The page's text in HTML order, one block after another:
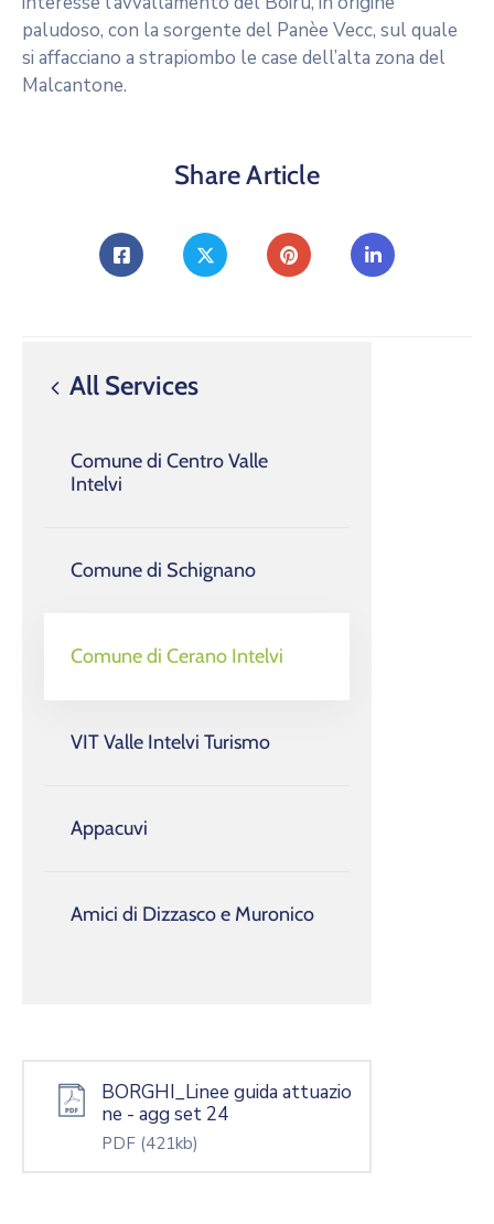
paludoso, con la sorgente del Panèe Vecc, sul quale
si affacciano a strapiombo le case dell’alta zona del
Malcantone.
Share Article
All Services
Comune di Centro Valle
Intelvi
Comune di Schignano
Comune di Cerano Intelvi
VIT Valle Intelvi Turismo
Appacuvi
Amici di Dizzasco e Muronico
BORGHI_Linee guida attuazio
ne - agg set 24
PDF (421kb)